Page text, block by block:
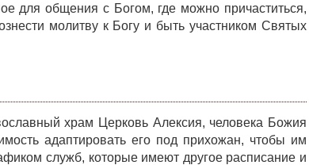
для общения с Богом, где можно причаститься,
молитву к Богу и быть участником Святых
храм Церковь Алексия, человека Божия
адаптировать его под прихожан, чтобы им
служб, которые имеют другое расписание и